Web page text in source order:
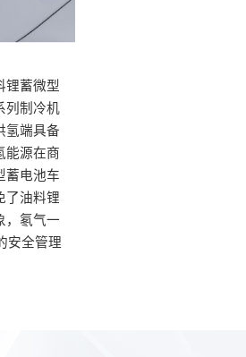
锂蓄微型
列制冷机
氢端具备
能源在商
蓄电池车
了油料锂
，氡气一
安全管理